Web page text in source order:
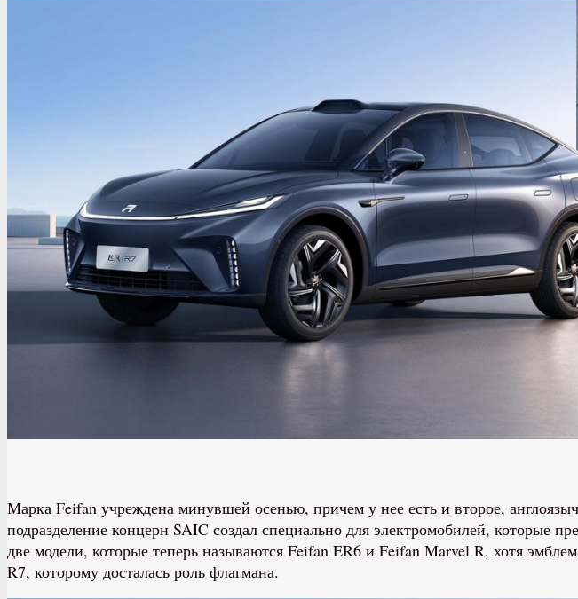
Марка Feifan учреждена минувшей осенью, причем у нее есть и второе,
подразделение концерн SAIC создал специально для электромобилей, которые
две модели, которые теперь называются Feifan ER6 и Feifan Marvel R, хотя
R7, которому досталась роль флагмана.